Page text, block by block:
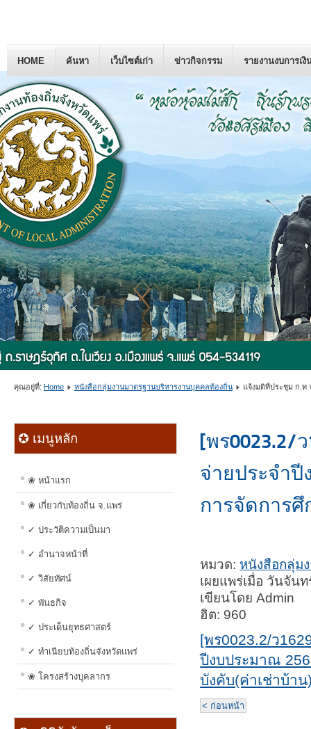
HOME ค้นหา เว็บไซต์เก่า ข่าวกิจกรรม รายงานงบการเงิ
คุณอยู่ที่: Home หนังสือกลุ่มงานมาตรฐานบริหารงานบุคคลท้องถิ่น แจ้งมติที่ประชุม ก.ท.
✪ เมนูหลัก
❀ หน้าแรก
❀ เกี่ยวกับท้องถิ่น จ.แพร่
✓ ประวัติความเป็นมา
✓ อำนาจหน้าที่
✓ วิสัยทัศน์
✓ พันธกิจ
✓ ประเด็นยุทธศาสตร์
✓ ทำเนียบท้องถิ่นจังหวัดแพร่
❀ โครงสร้างบุคลากร
[พร0023.2/
จ่ายประจำ
การจัดการ
หมวด: หนังสือกลุ่ม
เผยแพร่เมื่อ วันจัน
เขียนโดย Admin
ฮิต: 960
[พร0023.2/ว
ปีงบประมาณ
บังคับ(ค่าเช่าบ้า
< ก่อนหน้า